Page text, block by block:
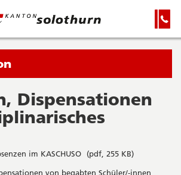
Dispensationen
im KASCHUSO
(pdf, 255 KB)
von begabten Schüler/-innen